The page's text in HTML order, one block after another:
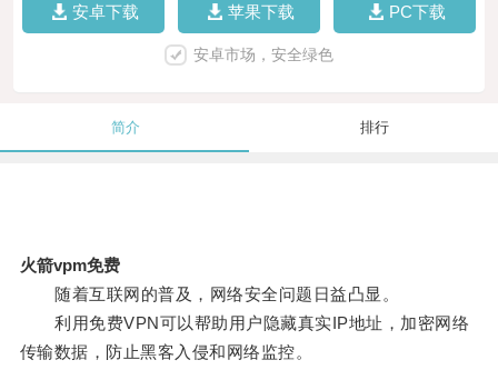
安卓下载 苹果下载 PC下载
安卓市场，安全绿色
简介 排行
火箭vpm免费
随着互联网的普及，网络安全问题日益凸显。
利用免费VPN可以帮助用户隐藏真实IP地址，加密网络
传输数据，防止黑客入侵和网络监控。